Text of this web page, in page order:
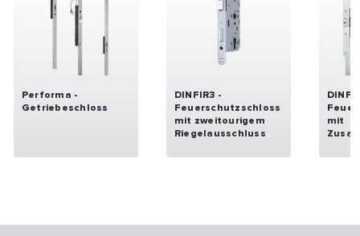
Performa -
Getriebeschloss
DINFIR3 -
Feuerschutzschloss
mit zweitourigem
Riegelausschluss
mit